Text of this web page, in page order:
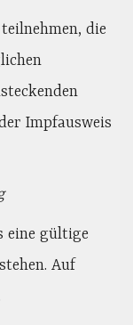
die
Impfausweis
eine gültige
Auf